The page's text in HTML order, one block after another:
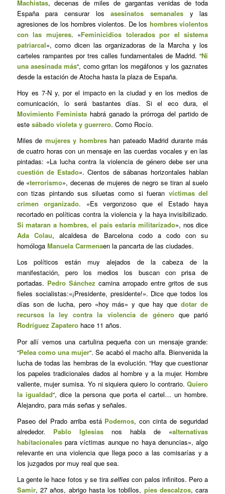
Machistas, decenas de miles de gargantas venidas de toda
España para censurar losasesinatos semanales y las
agresiones de los hombres violentos. De los hombres violentos
con las mujeres. «Feminicidios tolerados por el sistema
patriarcal», como dicen las organizadoras de la Marcha y los
carteles rampantes por tres calles fundamentales de Madrid. “Ni
una asesinada más“, como gritan los megáfonos y los gaznates
desde la estación de Atocha hasta la plaza de España.
Hoy es 7-N y, por el impacto en la ciudad y en los medios de
comunicación, lo será bastantes días. Si el eco dura, el
Movimiento Feminista habrá ganado la prórroga del partido de
este sábado violeta y guerrero. Como Rocío.
Miles de mujeres y hombreshan pateado Madrid durante más
de cuatro horas con un mensaje en las cuerdas vocales y en las
pintadas: «La lucha contra la violencia de género debe ser una
cuestión de Estado». Cientos de sábanas horizontales hablan
de «terrorismo», decenas de mujeres de negro se tiran al suelo
con tizas pintando sus siluetas como si fueran víctimas del
crimen organizado. «Es vergonzoso que el Estado haya
recortado en políticas contra la violencia y la haya invisibilizado.
Si mataran a hombres, el país estaría militarizado», nos dice
Ada Colau, alcaldesa de Barcelona codo a codo con su
homóloga Manuela Carmenaen la pancarta de las ciudades.
Los políticos están muy alejados de la cabeza de la
manifestación, pero los medios los buscan con prisa de
portadas. Pedro Sánchez camina arropado entre gritos de sus
fieles socialistas:«¡Presidente, presidente!». Dice que todos los
días son de lucha, pero «hoy más» y que hay quedotar de
recursos la ley contra la violencia de géneroque parió
Rodríguez Zapaterohace 11 años.
Por allí vemos una cartulina pequeña con un mensaje grande:
“Pelea como una mujer“. Se acabó el macho alfa. Bienvenida la
lucha de todas las hembras de la evolución. “Hay que cuestionar
los papeles tradicionales dados al hombre y a la mujer. Hombre
valiente, mujer sumisa. Yo ni siquiera quiero lo contrario.Quiero
la igualdad“, dice la persona que porta el cartel… un hombre.
Alejandro, para más señas y señales.
Paseo del Prado arriba está Podemos, con cinta de seguridad
alrededor. Pablo Iglesiasnos habla de «alternativas
habitacionalespara víctimas aunque no haya denuncias», algo
relevante en una violencia que llega poco a las comisarías y a
los juzgados por muy real que sea.
La gente le hace fotos y se tira selfies con palos infinitos. Pero a
Samir, 27 años, abrigo hasta los tobillos, pies descalzos, cara